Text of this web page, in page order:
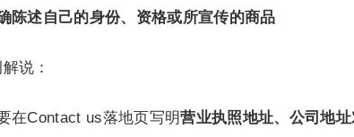
陈述自己的身份、资格或所宣传的商品
说：
在Contact us落地页写明营业执照地址、公司地